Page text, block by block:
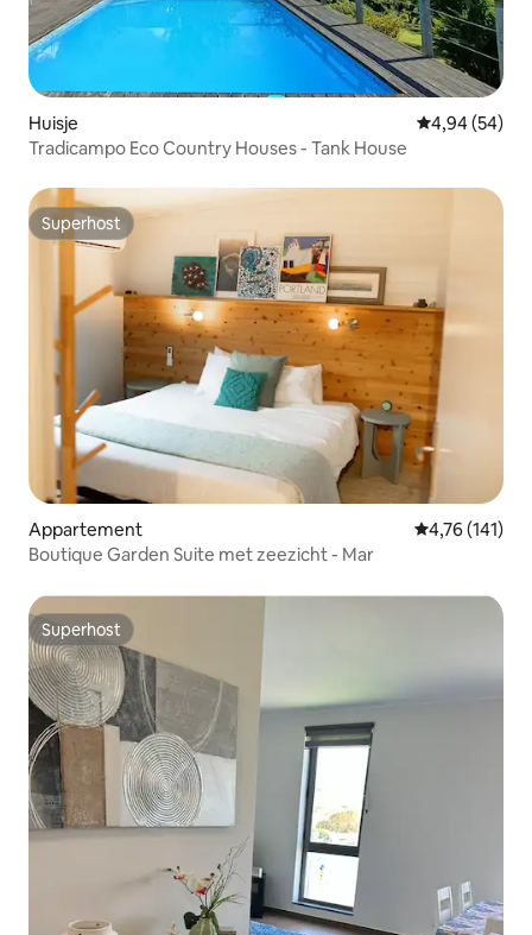
Huisje Gemiddelde
4,94 (54)
Tradicampo Eco Country Houses - Tank House
Superhost
Superhost
Appartement Gemiddelde
4,76 (141)
Boutique Garden Suite met zeezicht - Mar
Superhost
Superhost